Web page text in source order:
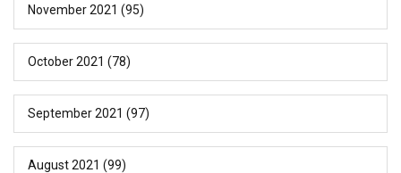
November 2021 (95)
October 2021 (78)
September 2021 (97)
August 2021 (99)